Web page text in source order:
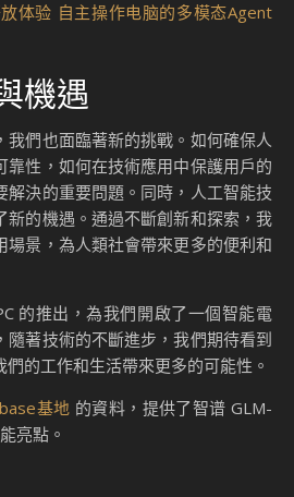
体验 自主操作电脑的多模态Agent
機遇
我們也面臨著新的挑戰。如何確保人
靠性，如何在技術應用中保護用戶的
解決的重要問題。同時，人工智能技
新的機遇。通過不斷創新和探索，我
場景，為人類社會帶來更多的便利和
的推出，為我們開啟了一個智能電
隨著技術的不斷進步，我們期待看到
的工作和生活帶來更多的可能性。
基地 的資料，提供了智谱 GLM-
亮點。